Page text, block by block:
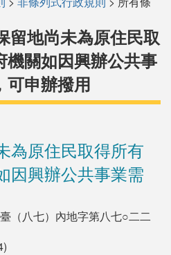
留地尚未為原住民取
機關如因興辦公共事
可申辦撥用
為原住民取得所有
因興辦公共事業需
（八七）內地字第八七○二二